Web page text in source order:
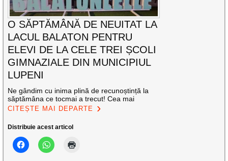
O SĂPTĂMÂNĂ DE NEUITAT LA
LACUL BALATON PENTRU
ELEVI DE LA CELE TREI ȘCOLI
GIMNAZIALE DIN MUNICIPIUL
LUPENI
Ne gândim cu inima plină de recunoștință la
săptămâna ce tocmai a trecut! Cea mai
CITEȘTE MAI DEPARTE
Distribuie acest articol